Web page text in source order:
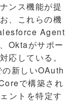
ンス機能が提
、これらの機
Agent
Oktaがサポー
応している。
新しいOAuth
で構築され
ントを特定す